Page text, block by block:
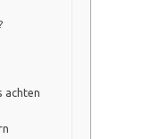
achten